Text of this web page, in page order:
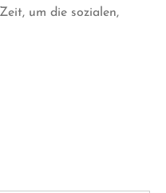
um die sozialen,